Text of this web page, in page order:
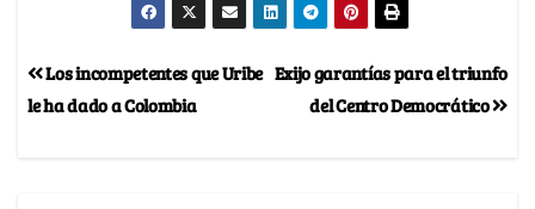
Exijo garantías para el triunfo
del Centro Democrático
Los incompetentes que Uribe
le ha dado a Colombia